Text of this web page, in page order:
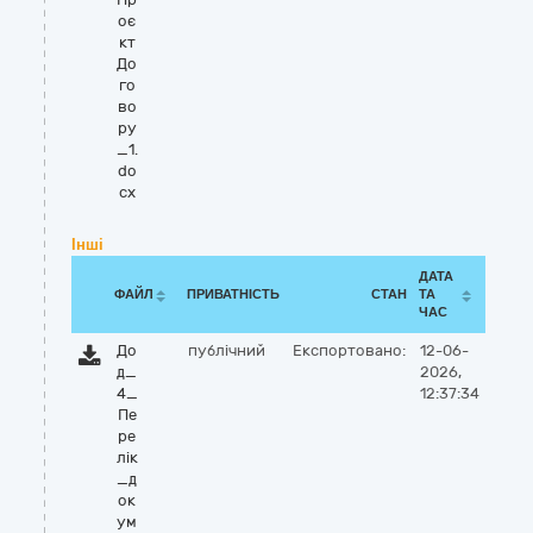
оє
кт
До
го
во
ру
_1.
do
cx
Інші
ФАЙЛ ПРИВАТНІСТЬ СТАН
ДАТА
ТА
ЧАС
До
д_
4_
Пе
ре
лік
_д
ок
ум
публічний Експортовано:
12-06-
2026,
12:37:34